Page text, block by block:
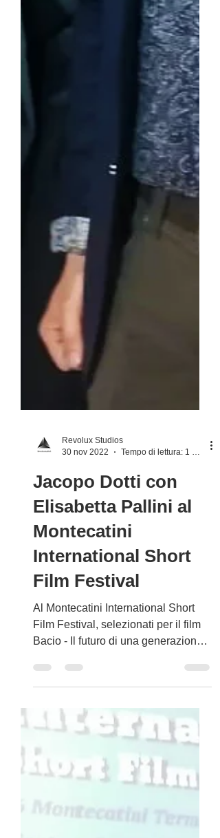
30 nov 2022
Jacopo Dotti con
Elisabetta Pallini al
Montecatini
International Short
Film Festival
Al Montecatini International Short
Film Festival, selezionati per il film
Bacio - Il futuro di una generazione,